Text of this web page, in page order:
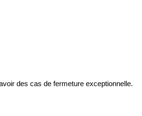
des cas de fermeture exceptionnelle.